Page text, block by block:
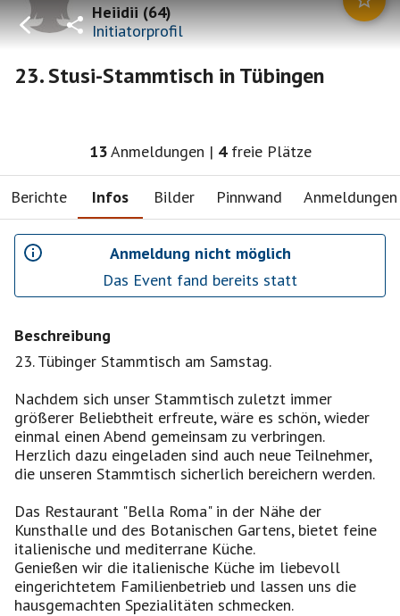
Heiidii(64)
Initiatorprofil
23. Stusi-Stammtisch in Tübingen
13Anmeldungen | 4 freie Plätze
Berichte Infos Bilder Pinnwand Anmeldungen
Anmeldung nicht möglich
Das Event fand bereits statt
Beschreibung
23. Tübinger Stammtisch am Samstag.
Nachdem sich unser Stammtisch zuletzt immer
größerer Beliebtheit erfreute, wäre es schön, wieder
einmal einen Abend gemeinsam zu verbringen.
Herzlich dazu eingeladen sind auch neue Teilnehmer,
die unseren Stammtisch sicherlich bereichern werden.
Das Restaurant "Bella Roma" in der Nähe der
Kunsthalle und des Botanischen Gartens, bietet feine
italienische und mediterrane Küche.
Genießen wir die italienische Küche im liebevoll
eingerichtetem Familienbetrieb und lassen uns die
hausgemachten Spezialitäten schmecken.